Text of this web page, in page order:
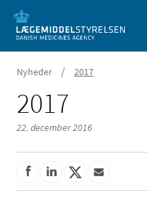
Nyheder / 2017
2017
22. december 2016